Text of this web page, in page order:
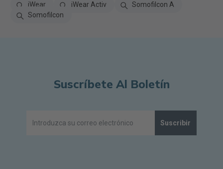
iWear iWear Activ
Somofilcon A
Somofilcon
Suscríbete Al Boletín
Suscribir